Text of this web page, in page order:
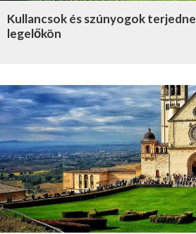
Kullancsok és szúnyogok
legelőkön